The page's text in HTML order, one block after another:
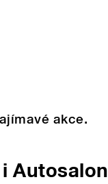
akce.
Autosalon